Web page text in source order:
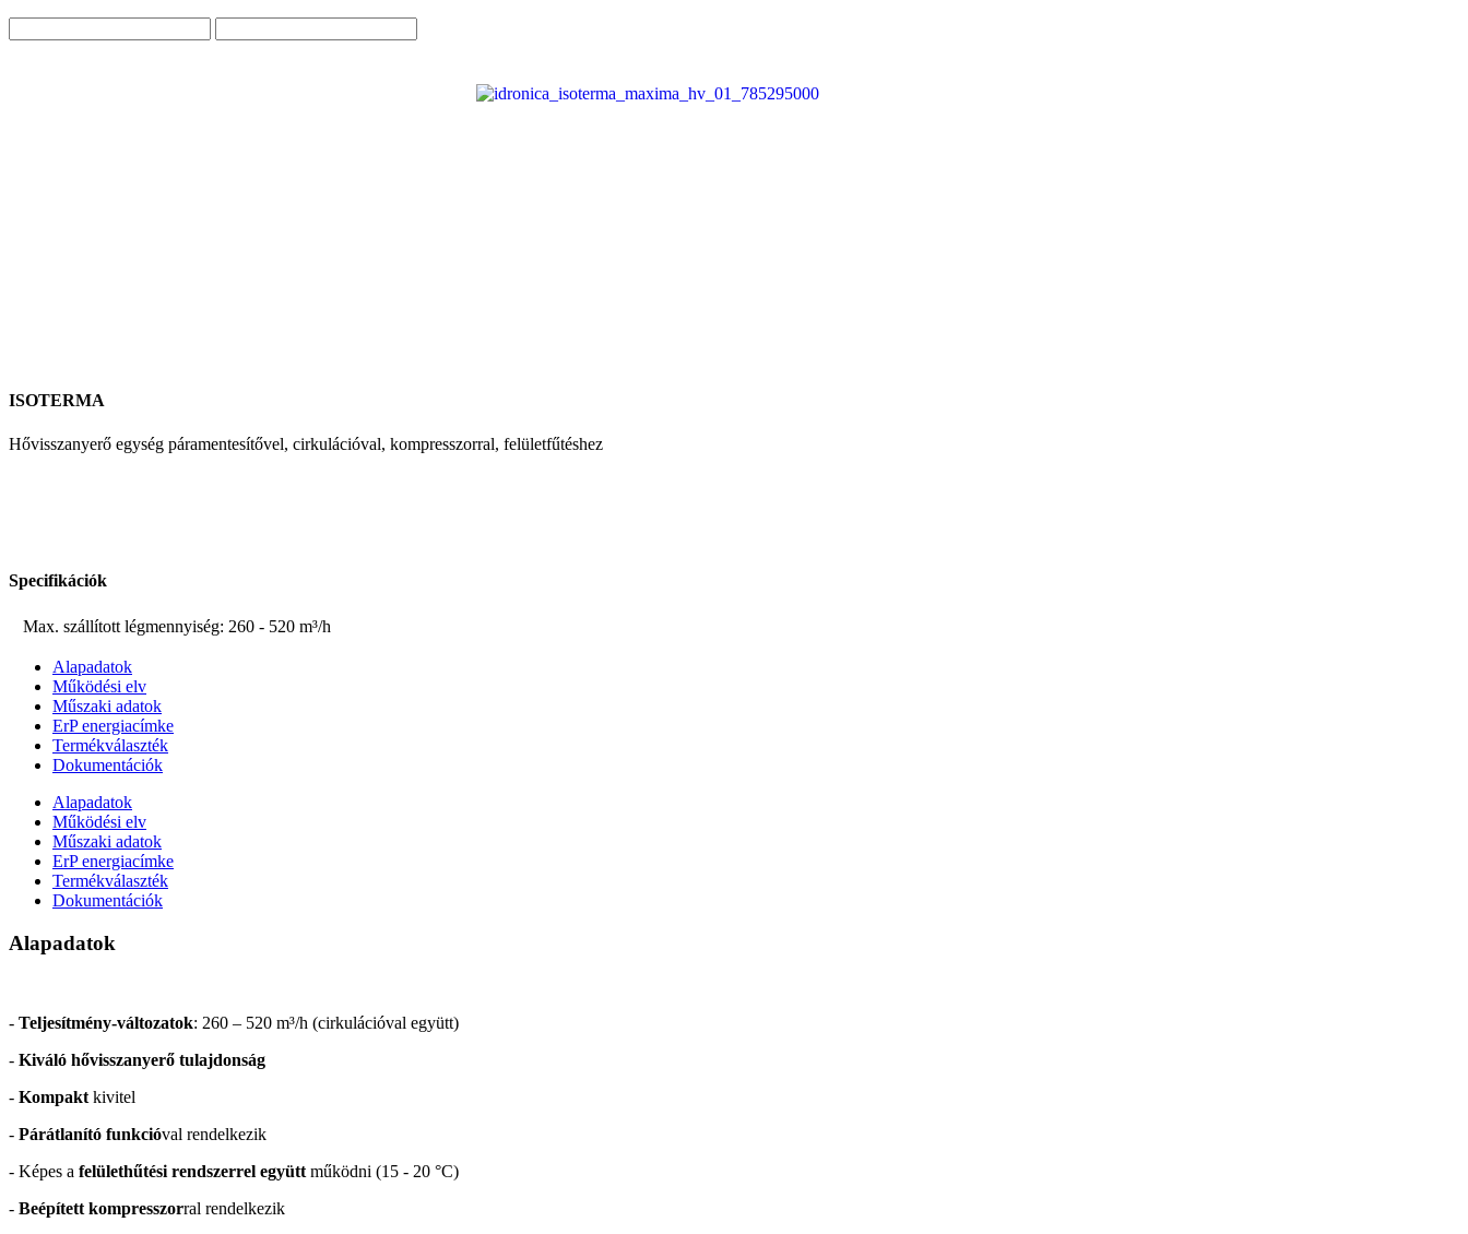
ISOTERMA
Hővisszanyerő egység páramentesítővel, cirkulációval, kompresszorral, felületfűtéshez
Specifikációk
Max. szállított légmennyiség: 260 - 520 m³/h
Alapadatok
Működési elv
Műszaki adatok
ErP energiacímke
Termékválaszték
Dokumentációk
Alapadatok
Működési elv
Műszaki adatok
ErP energiacímke
Termékválaszték
Dokumentációk
Alapadatok
- Teljesítmény-változatok: 260 – 520 m³/h (cirkulációval együtt)
- Kiváló hővisszanyerő tulajdonság
- Kompakt kivitel
- Párátlanító funkcióval rendelkezik
- Képes a felülethűtési rendszerrel együtt működni (15 - 20 °C)
- Beépített kompresszorral rendelkezik